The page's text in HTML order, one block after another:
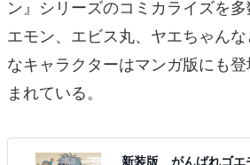
ン』シリーズのコミカライズを
エモン、エビス丸、ヤエちゃん
なキャラクターはマンガ版にも
まれている。
新装版 がんばれゴ